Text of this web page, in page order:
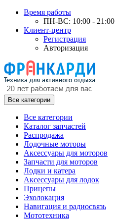
Время работы
ПН-ВС: 10:00 - 21:00
Клиент-центр
Регистрация
Авторизация
Все категории
Все категории
Каталог запчастей
Распродажа
Лодочные моторы
Аксессуары для моторов
Запчасти для моторов
Лодки и катера
Аксессуары для лодок
Прицепы
Эхолокация
Навигация и радиосвязь
Мототехника